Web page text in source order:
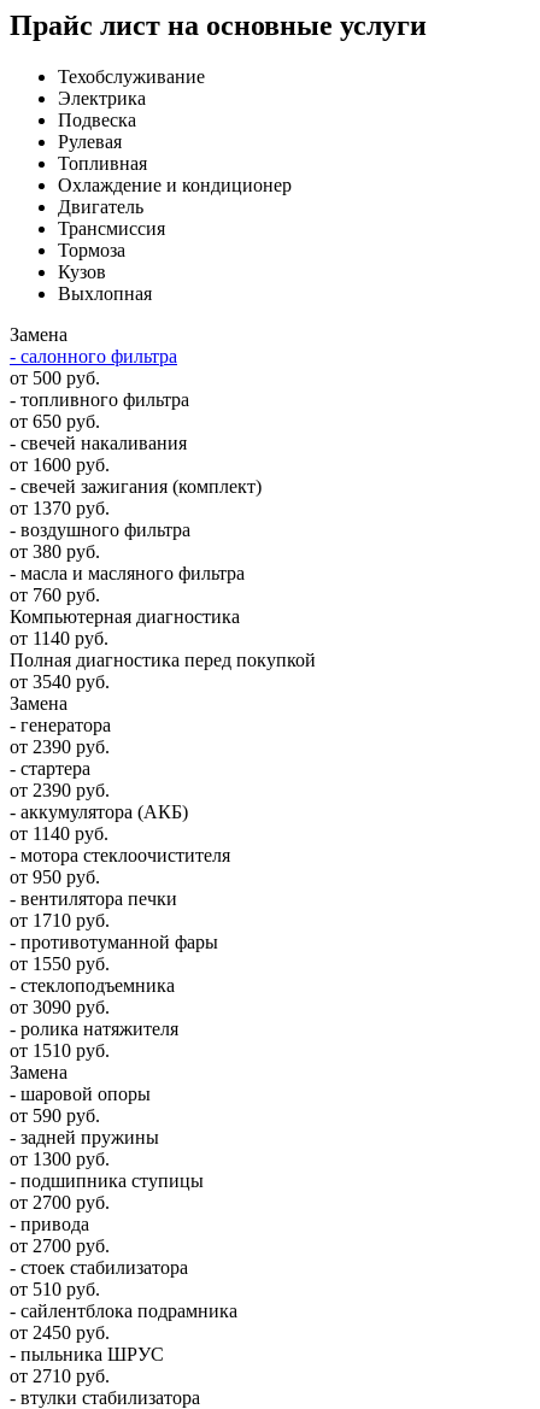
Прайс лист на основные услуги
Техобслуживание
Электрика
Подвеска
Рулевая
Топливная
Охлаждение и кондиционер
Двигатель
Трансмиссия
Тормоза
Кузов
Выхлопная
Замена
- салонного фильтра
от 500 руб.
- топливного фильтра
от 650 руб.
- свечей накаливания
от 1600 руб.
- свечей зажигания (комплект)
от 1370 руб.
- воздушного фильтра
от 380 руб.
- масла и масляного фильтра
от 760 руб.
Компьютерная диагностика
от 1140 руб.
Полная диагностика перед покупкой
от 3540 руб.
Замена
- генератора
от 2390 руб.
- стартера
от 2390 руб.
- аккумулятора (АКБ)
от 1140 руб.
- мотора стеклоочистителя
от 950 руб.
- вентилятора печки
от 1710 руб.
- противотуманной фары
от 1550 руб.
- стеклоподъемника
от 3090 руб.
- ролика натяжителя
от 1510 руб.
Замена
- шаровой опоры
от 590 руб.
- задней пружины
от 1300 руб.
- подшипника ступицы
от 2700 руб.
- привода
от 2700 руб.
- стоек стабилизатора
от 510 руб.
- сайлентблока подрамника
от 2450 руб.
- пыльника ШРУС
от 2710 руб.
- втулки стабилизатора